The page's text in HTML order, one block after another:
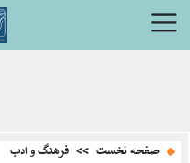
صفحه نخست >> فرهنگ و ادب